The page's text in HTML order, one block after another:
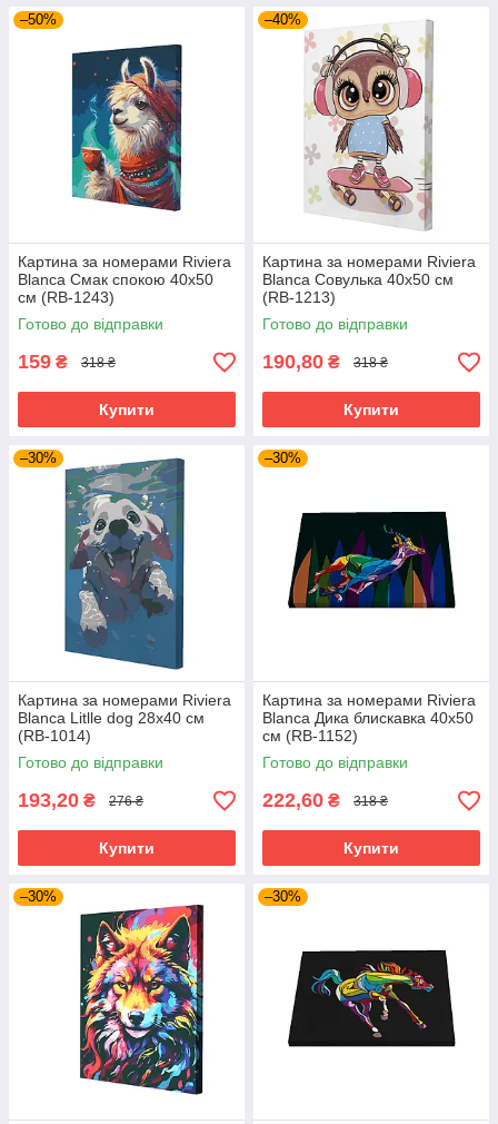
–50%
Картина за номерами Riviera
Blanca Смак спокою 40x50
см (RB-1243)
Готово до відправки
159 ₴ 318 ₴
Купити
–40%
Картина за номерами Riviera
Blanca Совулька 40x50 см
(RB-1213)
Готово до відправки
190,80 ₴ 318 ₴
Купити
–30%
Картина за номерами Riviera
Blanca Litlle dog 28x40 см
(RB-1014)
Готово до відправки
193,20 ₴ 276 ₴
Купити
–30%
Картина за номерами Riviera
Blanca Дика блискавка 40x50
см (RB-1152)
Готово до відправки
222,60 ₴ 318 ₴
Купити
–30% –30%